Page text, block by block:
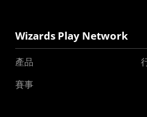
Wizards Play Network
產品
賽事